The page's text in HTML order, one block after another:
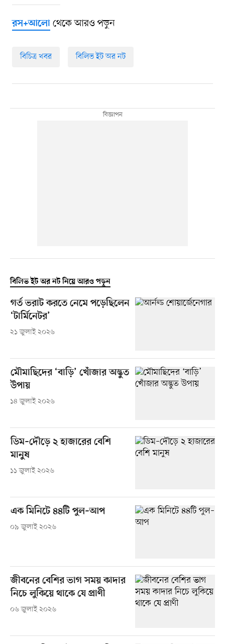
রস+আলোথেকে আরও পড়ুন
বিচিত্র খবর বিলিভ ইট অর নট
বিলিভ ইট অর নট নিয়ে আরও পড়ুন
গর্ত ভরাট করতে নেমে পড়েছিলেন
‘টার্মিনেটর’
২১ জুলাই ২০২৬
মৌমাছিদের ‘বাড়ি’ খোঁজার অদ্ভুত
উপায়
১৪ জুলাই ২০২৬
ডিম–দৌড়ে ২ হাজারের বেশি
মানুষ
১১ জুলাই ২০২৬
এক মিনিটে ৪৪টি পুল–আপ
০৯ জুলাই ২০২৬
জীবনের বেশির ভাগ সময় কাদার
নিচে লুকিয়ে থাকে যে প্রাণী
০৬ জুলাই ২০২৬